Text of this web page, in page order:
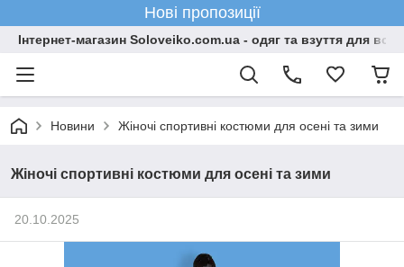
Нові пропозиції
Інтернет-магазин Soloveiko.com.ua - одяг та взуття для всієї
Новини Жіночі спортивні костюми для осені та зими
Жіночі спортивні костюми для осені та зими
20.10.2025